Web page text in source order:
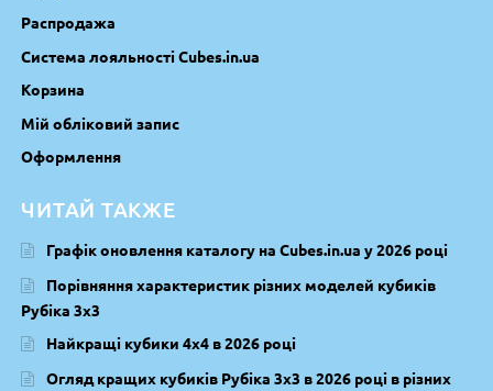
Распродажа
Система лояльності Cubes.in.ua
Корзина
Мій обліковий запис
Оформлення
ЧИТАЙ ТАКЖЕ
Графік оновлення каталогу на Cubes.in.ua у 2026 році
Порівняння характеристик різних моделей кубиків
Рубіка 3х3
Найкращі кубики 4х4 в 2026 році
Огляд кращих кубиків Рубіка 3х3 в 2026 році в різних